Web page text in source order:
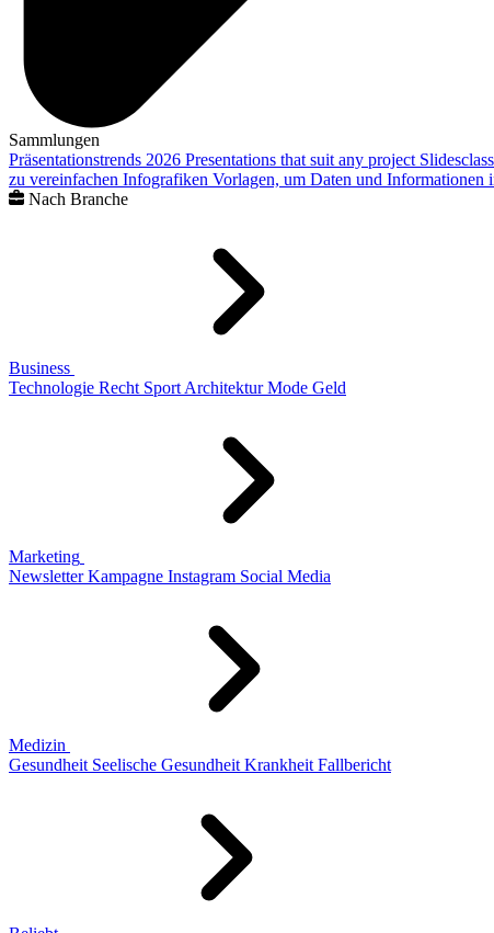
Sammlungen
Präsentationstrends 2026 Presentations that suit any project Slidesclass
zu vereinfachen Infografiken Vorlagen, um Daten und Informationen
Nach Branche
Business
Technologie Recht Sport Architektur Mode Geld
Marketing
Newsletter Kampagne Instagram Social Media
Medizin
Gesundheit Seelische Gesundheit Krankheit Fallbericht